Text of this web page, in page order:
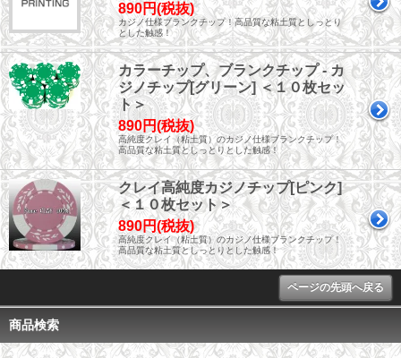
890円(税抜)
カジノ仕様ブランクチップ！高品質な粘土質としっとり
とした触感！
カラーチップ、ブランクチップ - カ
ジノチップ[グリーン] ＜１０枚セッ
ト＞
890円(税抜)
高純度クレイ（粘土質）のカジノ仕様ブランクチップ！
高品質な粘土質としっとりとした触感！
クレイ高純度カジノチップ[ピンク]
＜１０枚セット＞
890円(税抜)
高純度クレイ（粘土質）のカジノ仕様ブランクチップ！
高品質な粘土質としっとりとした触感！
ページの先頭へ戻る
商品検索